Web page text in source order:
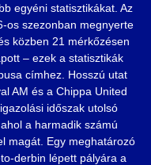
egyéni statisztikákat. Az
os szezonban megnyerte
közben 21 mérkőzésen
– ezek a statisztikák
címhez. Hosszú utat
AM és a Chippa United
időszak utolsó
a harmadik számú
magát. Egy meghatározó
derbin lépett pályára a